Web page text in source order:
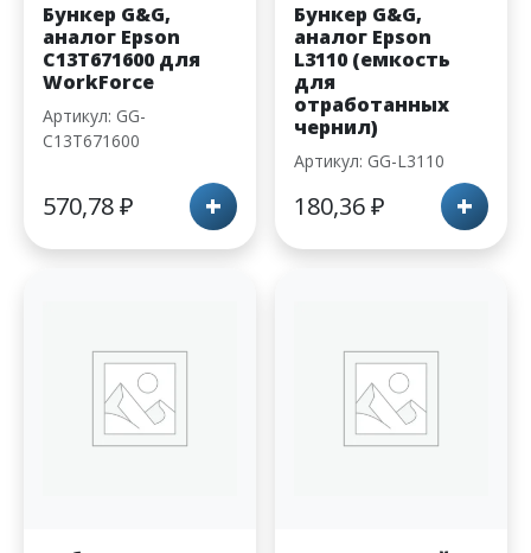
Бункер G&G,
аналог Epson
C13T671600 для
WorkForce
Артикул: GG-
C13T671600
570,78₽ +
Бункер G&G,
аналог Epson
L3110 (емкость
для
отработанных
чернил)
Артикул: GG-L3110
180,36₽ +